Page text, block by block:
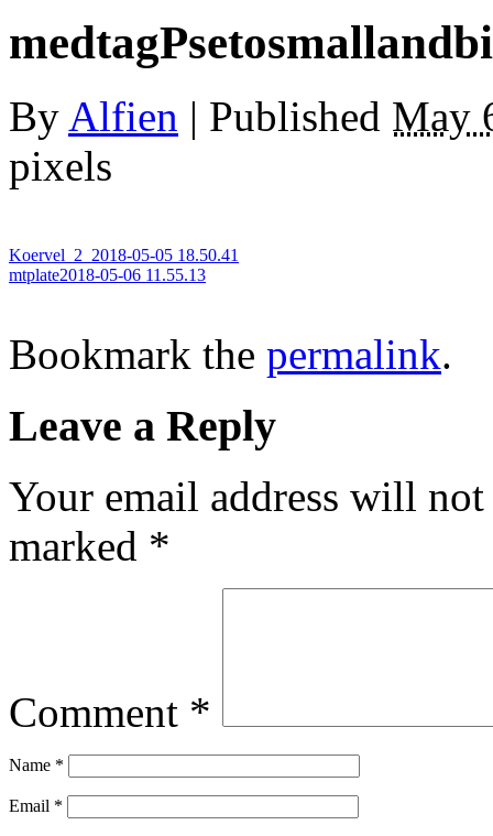
By Alfien | Published May
pixels
Koervel_2_2018-05-05 18.50.41
mtplate2018-05-06 11.55.13
Bookmark the permalink.
Leave a Reply
Your email address will
marked *
Comment *
Name *
Email *